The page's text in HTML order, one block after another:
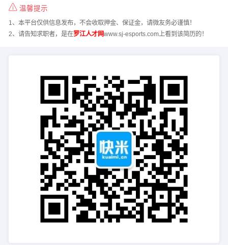
温馨提示
1、本平台仅供信息发布，不会收取押金、保证金，请微友务必谨慎！
2、请告知求职者，是在罗江人才网www.sj-esports.com上看到该简历的！